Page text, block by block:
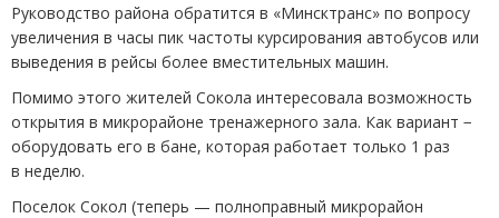
Руководство района обратится в «Минсктранс» по вопросу
увеличения в часы пик частоты курсирования автобусов или
выведения в рейсы более вместительных машин.
Помимо этого жителей Сокола интересовала возможность
открытия в микрорайоне тренажерного зала. Как вариант −
оборудовать его в бане, которая работает только 1 раз
в неделю.
Поселок Сокол (теперь — полноправный микрорайон